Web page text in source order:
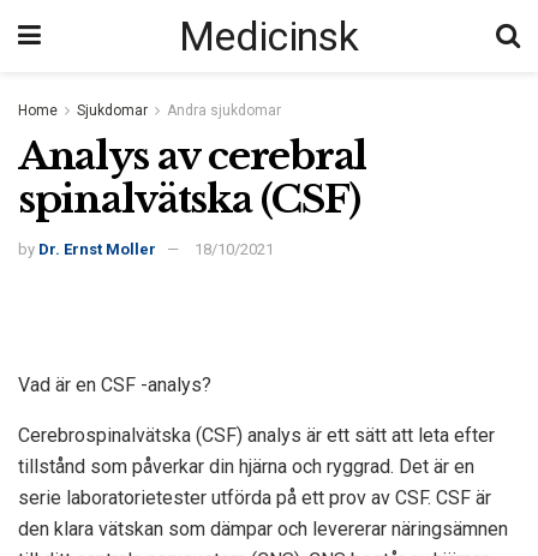
Medicinsk
Home Sjukdomar Andra sjukdomar
Analys av cerebral
spinalvätska (CSF)
by Dr. Ernst Moller 18/10/2021
Vad är en CSF -analys?
Cerebrospinalvätska (CSF) analys är ett sätt att leta efter
tillstånd som påverkar din hjärna och ryggrad. Det är en
serie laboratorietester utförda på ett prov av CSF. CSF är
den klara vätskan som dämpar och levererar näringsämnen